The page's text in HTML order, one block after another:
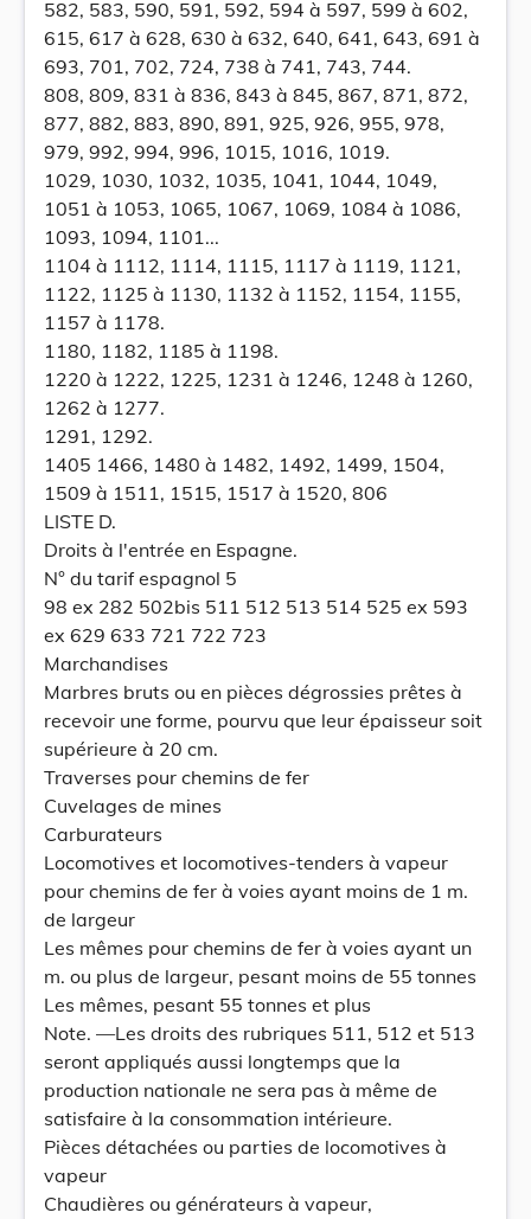
582, 583, 590, 591, 592, 594 à 597, 599 à 602,
615, 617 à 628, 630 à 632, 640, 641, 643, 691 à
693, 701, 702, 724, 738 à 741, 743, 744.
808, 809, 831 à 836, 843 à 845, 867, 871, 872,
877, 882, 883, 890, 891, 925, 926, 955, 978,
979, 992, 994, 996, 1015, 1016, 1019.
1029, 1030, 1032, 1035, 1041, 1044, 1049,
1051 à 1053, 1065, 1067, 1069, 1084 à 1086,
1093, 1094, 1101...
1104 à 1112, 1114, 1115, 1117 à 1119, 1121,
1122, 1125 à 1130, 1132 à 1152, 1154, 1155,
1157 à 1178.
1180, 1182, 1185 à 1198.
1220 à 1222, 1225, 1231 à 1246, 1248 à 1260,
1262 à 1277.
1291, 1292.
1405 1466, 1480 à 1482, 1492, 1499, 1504,
1509 à 1511, 1515, 1517 à 1520, 806
LISTE D.
Droits à l'entrée en Espagne.
N° du tarif espagnol 5
98 ex 282 502bis 511 512 513 514 525 ex 593
ex 629 633 721 722 723
Marchandises
Marbres bruts ou en pièces dégrossies prêtes à
recevoir une forme, pourvu que leur épaisseur soit
supérieure à 20 cm.
Traverses pour chemins de fer
Cuvelages de mines
Carburateurs
Locomotives et locomotives-tenders à vapeur
pour chemins de fer à voies ayant moins de 1 m.
de largeur
Les mêmes pour chemins de fer à voies ayant un
m. ou plus de largeur, pesant moins de 55 tonnes
Les mêmes, pesant 55 tonnes et plus
Note. —Les droits des rubriques 511, 512 et 513
seront appliqués aussi longtemps que la
production nationale ne sera pas à même de
satisfaire à la consommation intérieure.
Pièces détachées ou parties de locomotives à
vapeur
Chaudières ou générateurs à vapeur,